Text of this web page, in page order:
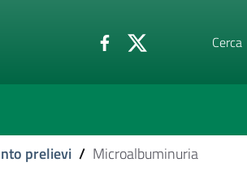
Cerca
prelievi / Microalbuminuria